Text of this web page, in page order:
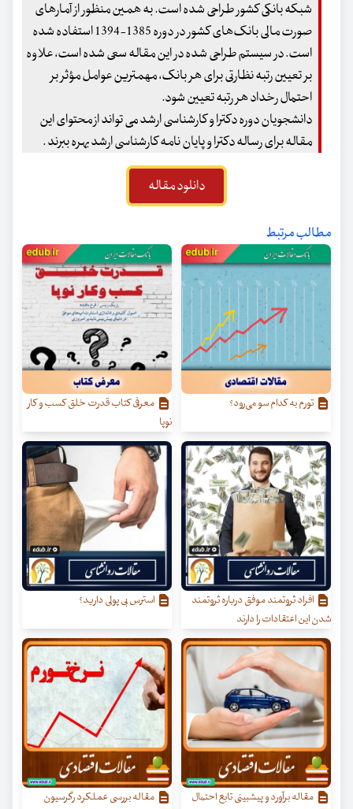
شبکه بانکی کشور طراحی شده است. به همین منظور از آمارهای
صورت مالی بانک‌های کشور در دوره 1385-1394 استفاده شده
است. در سیستم طراحی شده در این مقاله سعی شده است، علاوه
بر تعیین رتبه نظارتی برای هر بانک، مهمترین عوامل مؤثر بر
احتمال رخداد هر رتبه تعیین شود.
دانشجویان دوره دکترا و کارشناسی ارشد می تواند از محتوای این
مقاله برای رساله دکترا و پایان نامه کارشناسی ارشد بهره ببرند .
دانلود مقاله
مطالب مرتبط
تورم به کدام سو می‌رود؟
معرفی کتاب قدرت خلق کسب‌ و کار
نوپا
افراد ثروتمند موفق درباره ثروتمند
شدن این اعتقادات را دارند
استرس بی پولی دارید؟
مقاله برآورد و پیش‏بینی تابع احتمال مقاله بررسی عملکرد رگرسیون‌